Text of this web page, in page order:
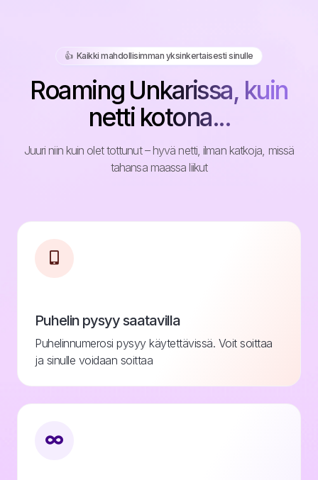
👍️ Kaikki mahdollisimman yksinkertaisesti sinulle
Roaming Unkarissa, kuin
netti kotona...
Juuri niin kuin olet tottunut – hyvä netti, ilman katkoja, missä
tahansa maassa liikut
Puhelin pysyy saatavilla
Puhelinnumerosi pysyy käytettävissä. Voit soittaa
ja sinulle voidaan soittaa